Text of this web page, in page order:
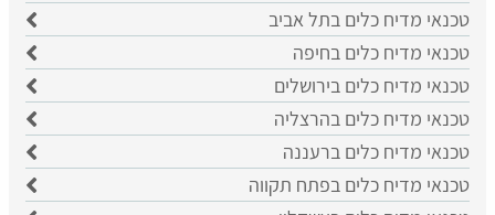
טכנאי מדיח כלים בתל אביב
טכנאי מדיח כלים בחיפה
טכנאי מדיח כלים בירושלים
טכנאי מדיח כלים בהרצליה
טכנאי מדיח כלים ברעננה
טכנאי מדיח כלים בפתח תקווה